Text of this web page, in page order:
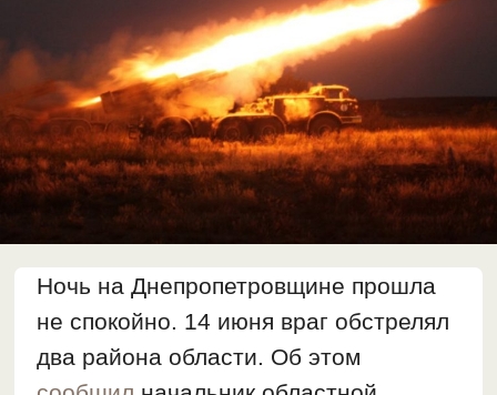
Ночь на Днепропетровщине прошла
не спокойно. 14 июня враг обстрелял
два района области. Об этом